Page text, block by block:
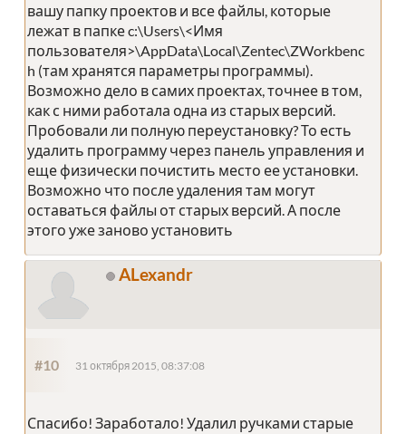
вашу папку проектов и все файлы, которые
лежат в папке c:\Users\<Имя
пользователя>\AppData\Local\Zentec\ZWorkbenc
h (там хранятся параметры программы).
Возможно дело в самих проектах, точнее в том,
как с ними работала одна из старых версий.
Пробовали ли полную переустановку? То есть
удалить программу через панель управления и
еще физически почистить место ее установки.
Возможно что после удаления там могут
оставаться файлы от старых версий. А после
этого уже заново установить
ALexandr
#10 31 октября 2015, 08:37:08
Спасибо! Заработало! Удалил ручками старые